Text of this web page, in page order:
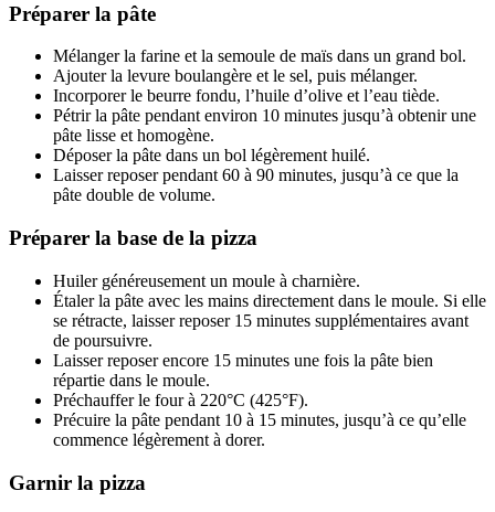
Préparer la pâte
Mélanger la farine et la semoule de maïs dans un grand bol.
Ajouter la levure boulangère et le sel, puis mélanger.
Incorporer le beurre fondu, l’huile d’olive et l’eau tiède.
Pétrir la pâte pendant environ 10 minutes jusqu’à obtenir une
pâte lisse et homogène.
Déposer la pâte dans un bol légèrement huilé.
Laisser reposer pendant 60 à 90 minutes, jusqu’à ce que la
pâte double de volume.
Préparer la base de la pizza
Huiler généreusement un moule à charnière.
Étaler la pâte avec les mains directement dans le moule. Si elle
se rétracte, laisser reposer 15 minutes supplémentaires avant
de poursuivre.
Laisser reposer encore 15 minutes une fois la pâte bien
répartie dans le moule.
Préchauffer le four à 220°C (425°F).
Précuire la pâte pendant 10 à 15 minutes, jusqu’à ce qu’elle
commence légèrement à dorer.
Garnir la pizza